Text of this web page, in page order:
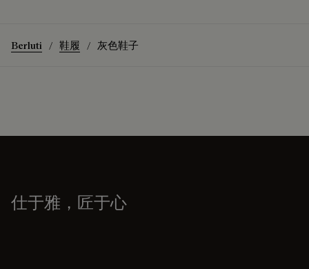
Berluti 鞋履 灰色鞋子
仕于雅，匠于心